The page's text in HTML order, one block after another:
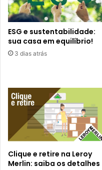
ESG e sustentabilidade:
sua casa em equilíbrio!
3 dias atrás
Clique e retire na Leroy
Merlin: saiba os detalhes